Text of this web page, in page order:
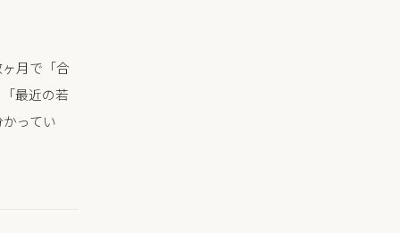
月で「合
最近の若
ってい